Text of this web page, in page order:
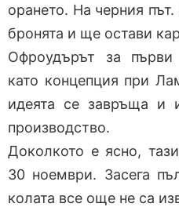
орането. На черния
бронята и ще остави
Офроудърът за
като концепция при
идеята се завръща и
производство.
Доколкото е ясно,
30 ноември. Засега
колата все още не са